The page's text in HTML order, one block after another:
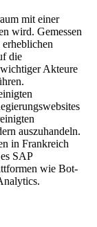
mit einer
wird. Gemessen
die
Akteure
auszuhandeln.
in Frankreich
SAP
wie Bot-